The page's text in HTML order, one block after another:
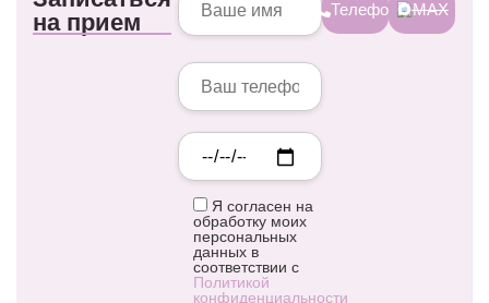
на прием
Я согласен на
обработку моих
персональных
данных в
соответствии с
Политикой
конфиденциальности
Телефон MAX